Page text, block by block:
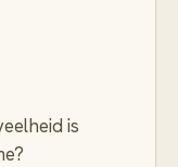
is